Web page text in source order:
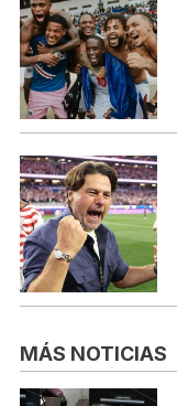
MÁS NOTICIAS